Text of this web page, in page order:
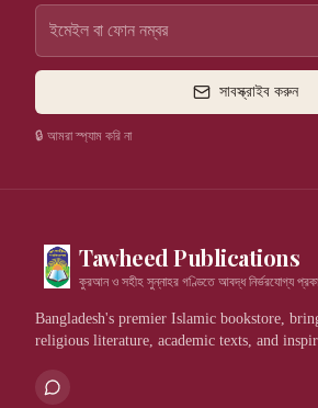
সাবস্ক্রাইব করুন
🔒 আমরা স্প্যাম করি না
Tawheed Publications
কুরআন ও সহীহ সুন্নাহর গণ্ডিতে আবদ্ধ নির্ভরযোগ্য
Bangladesh's premier Islamic bookstore,
religious literature, academic texts, and